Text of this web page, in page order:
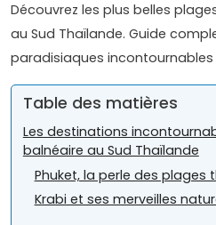
Découvrez les plus belles
au Sud Thaïlande. Guide
paradisiaques incontournables
Table des matières
Les destinations
balnéaire au Sud Thaïlande
Phuket, la perle des plages
Krabi et ses merveilles